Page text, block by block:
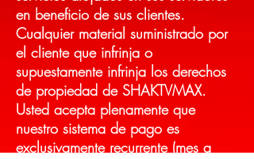
en beneficio de sus clientes.
Cualquier material suministrado por
el cliente que infrinja o
supuestamente infrinja los derechos
de propiedad de SHAKTVMAX.
Usted acepta plenamente que
nuestro sistema de pago es
exclusivamente recurrente (mes a